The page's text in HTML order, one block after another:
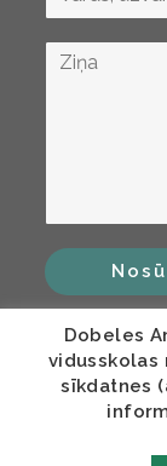
Dobeles
vidusskolas
sīkdatnes